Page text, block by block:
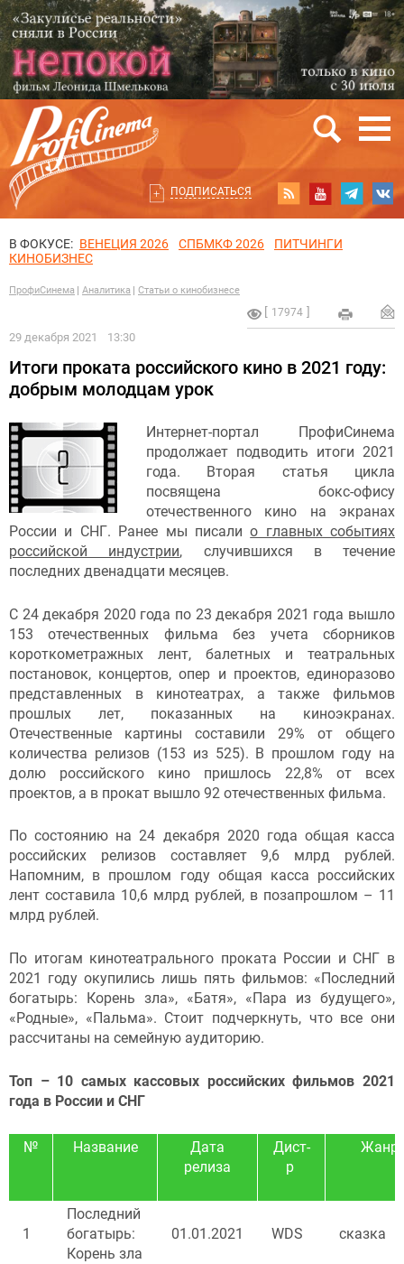
ПОДПИСАТЬСЯ
В ФОКУСЕ: ВЕНЕЦИЯ 2026 СПБМКФ 2026
ПИТЧИНГИ
КИНОБИЗНЕС
ПрофиСинема Аналитика Статьи о кинобизнесе
17974
29 декабря 2021 13:30
Итоги проката российского кино в 2021 году:
добрым молодцам урок
Интернет-портал ПрофиСинема
продолжает подводить итоги 2021
года. Вторая статья цикла
посвящена бокс-офису
отечественного кино на экранах
России и СНГ. Ранее мы писалио главных событиях
российской индустрии, случившихся в течение
последних двенадцати месяцев.
С 24 декабря 2020 года по 23 декабря 2021 года вышло
153 отечественных фильма без учета сборников
короткометражных лент, балетных и театральных
постановок, концертов, опер и проектов, единоразово
представленных в кинотеатрах, а также фильмов
прошлых лет, показанных на киноэкранах.
Отечественные картины составили 29% от общего
количества релизов (153 из 525). В прошлом году на
долю российского кино пришлось 22,8% от всех
проектов, а в прокат вышло 92 отечественных фильма.
По состоянию на 24 декабря 2020 года общая касса
российских релизов составляет 9,6 млрд рублей.
Напомним, в прошлом году общая касса российских
лент составила 10,6 млрд рублей, в позапрошлом – 11
млрд рублей.
По итогам кинотеатрального проката России и СНГ в
2021 году окупились лишь пять фильмов: «Последний
богатырь: Корень зла», «Батя», «Пара из будущего»,
«Родные», «Пальма». Стоит подчеркнуть, что все они
рассчитаны на семейную аудиторию.
Топ – 10 самых кассовых российских фильмов 2021
года в России и СНГ
№ Название
Дата
релиза
Дист-
р
Жанр
1
Последний
богатырь:
Корень зла
01.01.2021 WDS сказка